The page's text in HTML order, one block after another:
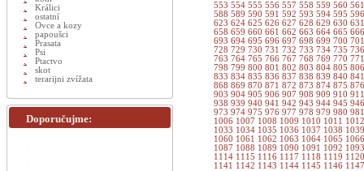
553 554 555 556 557 558 559 560
588 589 590 591 592 593 594 595
623 624 625 626 627 628 629 630
658 659 660 661 662 663 664 665
693 694 695 696 697 698 699 700
728 729 730 731 732 733 734 735
763 764 765 766 767 768 769 770
798 799 800 801 802 803 804 805
833 834 835 836 837 838 839 840
868 869 870 871 872 873 874 875
903 904 905 906 907 908 909 910
938 939 940 941 942 943 944 945
973 974 975 976 977 978 979 980
1006 1007 1008 1009 1010 1011
1033 1034 1035 1036 1037 1038
1060 1061 1062 1063 1064 1065
1087 1088 1089 1090 1091 1092
1114 1115 1116 1117 1118 1119
1141 1142 1143 1144 1145 1146
Králici
ostatní
Ovce a kozy
papoušci
Prasata
Psi
Ptactvo
skot
terarijni zvížata
Doporučujme: